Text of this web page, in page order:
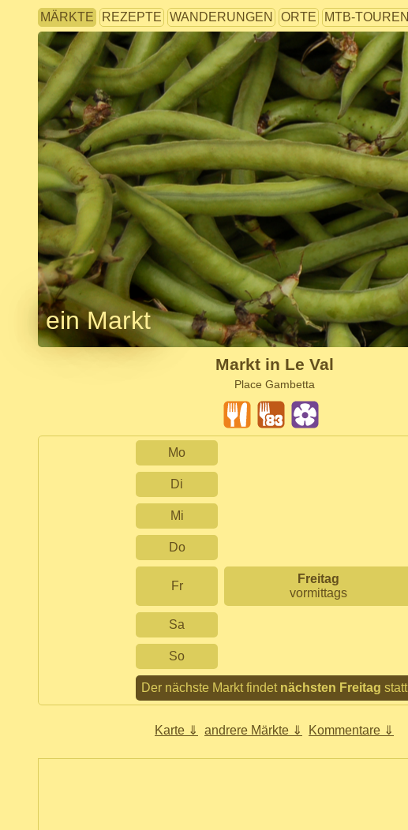
MÄRKTE REZEPTE WANDERUNGEN ORTE MTB-TOUREN
ein Markt
Markt in Le Val
Place Gambetta
Mo
Di
Mi
Do
Fr
Freitag
vormittags
Sa
So
Der nächste Markt findet nächsten Freitag statt
Karte ⇓ andrere Märkte ⇓ Kommentare ⇓